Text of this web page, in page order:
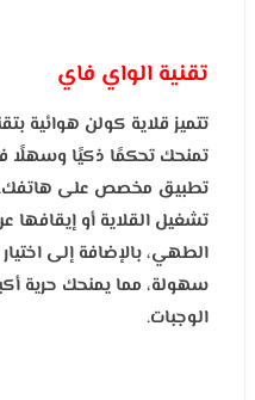
تقنية الواي فاي
تتميز قلاية كولن هوائية
تمنحك تحكمًا ذكيًا
تطبيق مخصص على هاتفك.
تشغيل القلاية أو إيقافها
الطهي، بالإضافة إلى
سهولة، مما يمنحك حرية
الوجبات.